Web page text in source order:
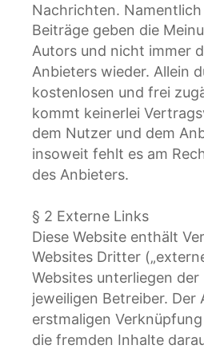
Nachrichten.
Beiträge geben die
Autors und nicht immer
Anbieters wieder. Allein
kostenlosen und frei
kommt keinerlei
dem Nutzer und dem
insoweit fehlt es am
des Anbieters.
§ 2 Externe Links
Diese Website enthält
Websites Dritter
Websites unterliegen
jeweiligen Betreiber. Der
erstmaligen
die fremden Inhalte